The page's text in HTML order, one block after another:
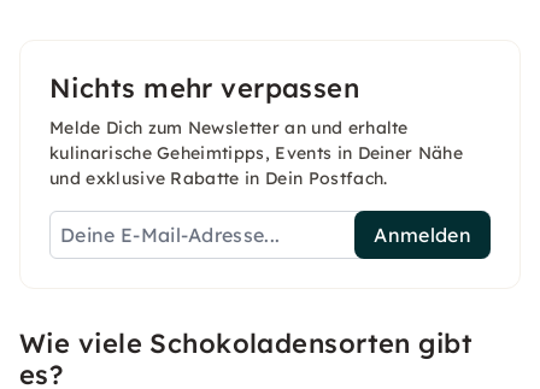
Nichts mehr verpassen
Melde Dich zum Newsletter an und erhalte
kulinarische Geheimtipps, Events in Deiner Nähe
und exklusive Rabatte in Dein Postfach.
Anmelden
Wie viele Schokoladensorten gibt
es?